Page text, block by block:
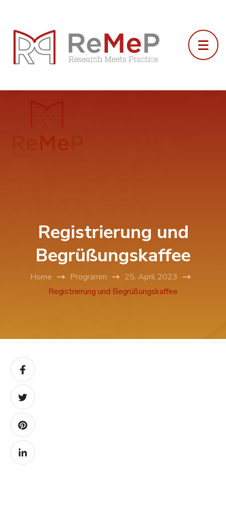
Registrierung und
Begrüßungskaffee
Home Programm
25. April 2023
Registrierung und Begrüßungskaffee